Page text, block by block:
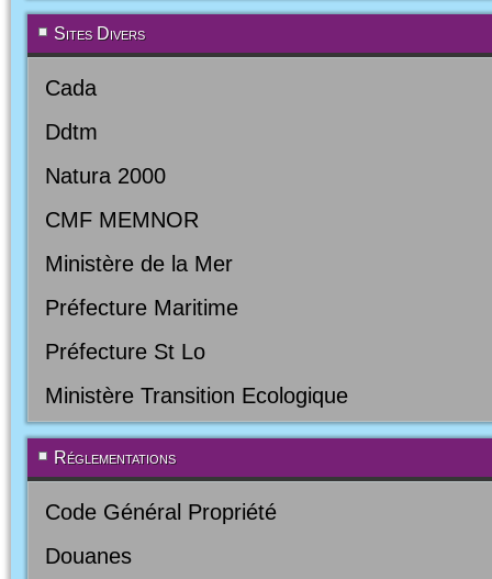
Sites Divers
Cada
Ddtm
Natura 2000
CMF MEMNOR
Ministère de la Mer
Préfecture Maritime
Préfecture St Lo
Ministère Transition Ecologique
Réglementations
Code Général Propriété
Douanes